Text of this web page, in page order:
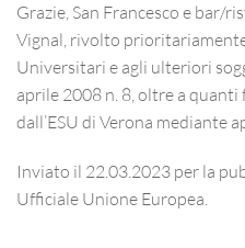
Grazie, San Francesco e bar/
Vignal, rivolto
Universitari e agli ulteriori
aprile 2008 n. 8, oltre a
dall’ESU di Verona mediante
Inviato il 22.03.2023 per la
Ufficiale Unione Europea.